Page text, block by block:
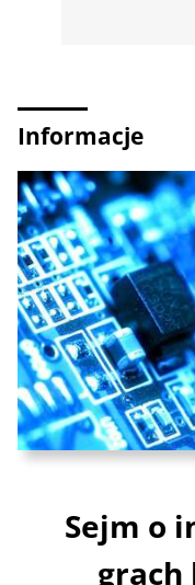
Informacje
Sejm o
grach